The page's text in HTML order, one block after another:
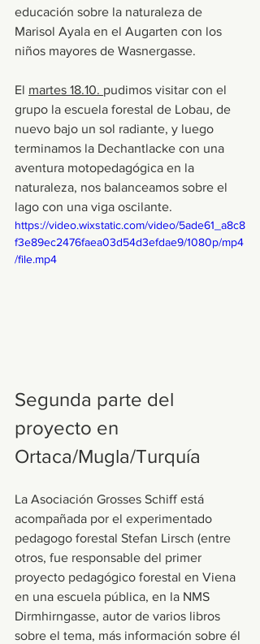
educación sobre la naturaleza de
Marisol Ayala en el Augarten con los
niños mayores de Wasnergasse.
El martes 18.10. pudimos visitar con el
grupo la escuela forestal de Lobau, de
nuevo bajo un sol radiante, y luego
terminamos la Dechantlacke con una
aventura motopedagógica en la
naturaleza, nos balanceamos sobre el
lago con una viga oscilante.
https://video.wixstatic.com/video/5ade61_a8c8
f3e89ec2476faea03d54d3efdae9/1080p/mp4
/file.mp4
Segunda parte del
proyecto en
Ortaca/Mugla/Turquía
La Asociación Grosses Schiff está
acompañada por el experimentado
pedagogo forestal Stefan Lirsch (entre
otros, fue responsable del primer
proyecto pedagógico forestal en Viena
en una escuela pública, en la NMS
Dirmhirngasse, autor de varios libros
sobre el tema, más información sobre él